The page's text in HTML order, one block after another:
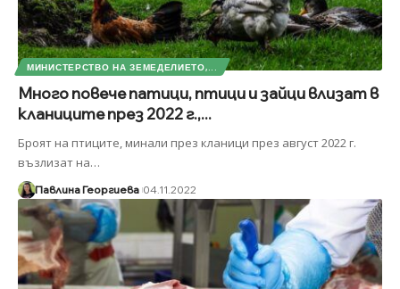
МИНИСТЕРСТВО НА ЗЕМЕДЕЛИЕТО,...
Много повече патици, птици и зайци влизат в
кланиците през 2022 г.,...
Броят на птиците, минали през кланици през август 2022 г.
възлизат на…
Павлина Георгиева 04.11.2022